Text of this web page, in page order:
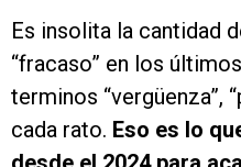
Es insolita la cantidad
“fracaso” en los
terminos “vergüenza”,
cada rato. Eso es lo